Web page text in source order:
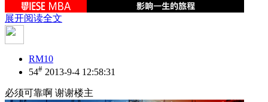
展开阅读全文
RM10
54# 2013-9-4 12:58:31
必须可靠啊 谢谢楼主